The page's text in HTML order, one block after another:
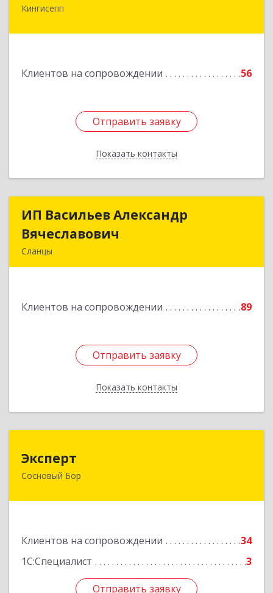
Кингисепп
Клиентов на сопровождении 56
Отправить заявку
Показать контакты
Отправить заявку
Назад
ИП Васильев Александр
Вячеславович
Сланцы
Клиентов на сопровождении 89
Отправить заявку
Показать контакты
ИП Васильев Александр
Подробнее
Отправить заявку
Назад
Эксперт
Сосновый Бор
Клиентов на сопровождении
34
1С:Специалист
3
Отправить заявку
188544, Ленинградская обл, Сосновый Бор г, 50
Отправить заявку